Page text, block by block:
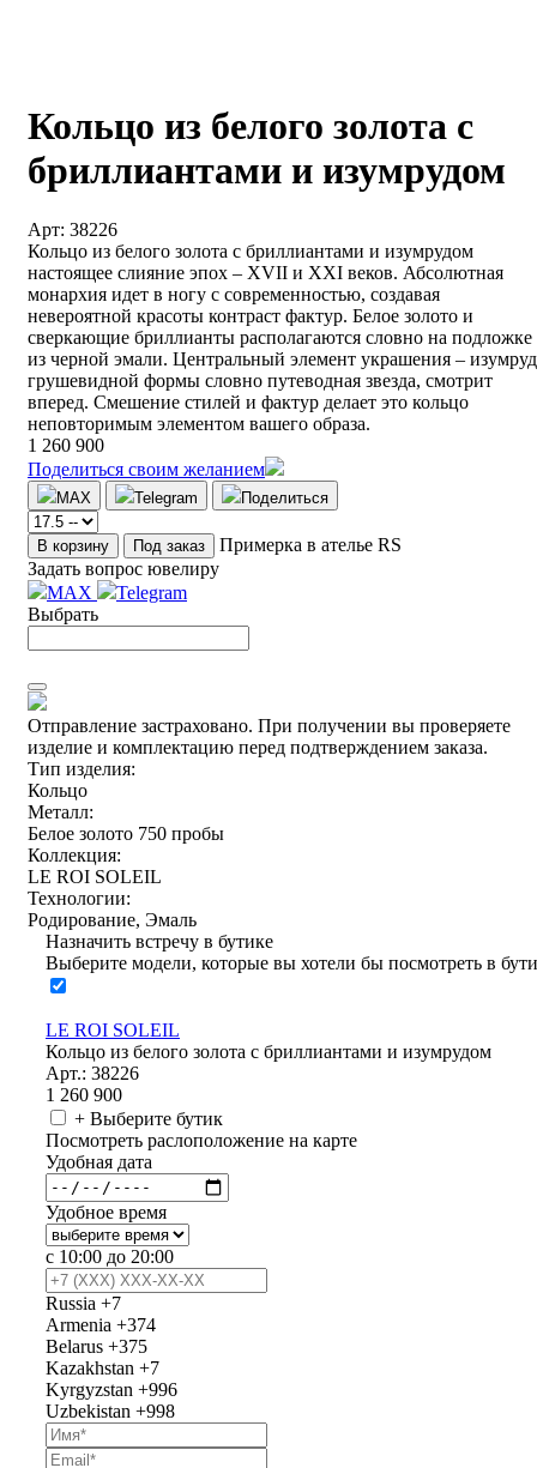
Кольцо из белого золота с
бриллиантами и изумрудом
Арт: 38226
Кольцо из белого золота с бриллиантами и изумрудом
настоящее слияние эпох – XVII и XXI веков. Абсолютная
монархия идет в ногу с современностью, создавая
невероятной красоты контраст фактур. Белое золото и
сверкающие бриллианты располагаются словно на подложке
из черной эмали. Центральный элемент украшения – изумруд
грушевидной формы словно путеводная звезда, смотрит
вперед. Смешение стилей и фактур делает это кольцо
неповторимым элементом вашего образа.
1 260 900
Поделиться своим желанием
MAX Telegram Поделиться
В корзину Под заказ
Примерка в ателье RS
Задать вопрос ювелиру
MAX
Telegram
Выбрать
Отправление застраховано. При получении вы проверяете
изделие и комплектацию перед подтверждением заказа.
Тип изделия:
Кольцо
Металл:
Белое золото 750 пробы
Коллекция:
LE ROI SOLEIL
Технологии:
Родирование, Эмаль
Назначить встречу в бутике
Выберите модели, которые вы хотели бы посмотреть в
LE ROI SOLEIL
Кольцо из белого золота с бриллиантами и изумрудом
Арт.: 38226
1 260 900
+ Выберите бутик
Посмотреть раслоположение на карте
Удобная дата
Удобное время
с 10:00 до 20:00
Russia +7
Armenia +374
Belarus +375
Kazakhstan +7
Kyrgyzstan +996
Uzbekistan +998